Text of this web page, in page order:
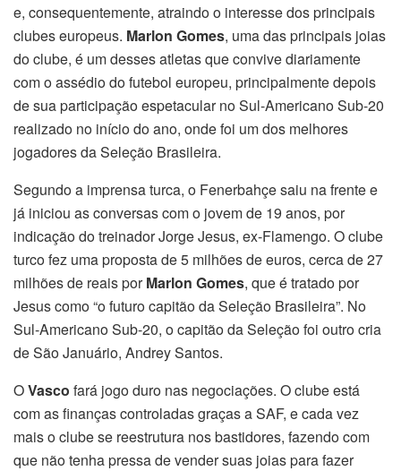
e, consequentemente, atraindo o interesse dos principais
clubes europeus. Marlon Gomes, uma das principais joias
do clube, é um desses atletas que convive diariamente
com o assédio do futebol europeu, principalmente depois
de sua participação espetacular no Sul-Americano Sub-20
realizado no início do ano, onde foi um dos melhores
jogadores da Seleção Brasileira.
Segundo a imprensa turca, o Fenerbahçe saiu na frente e
já iniciou as conversas com o jovem de 19 anos, por
indicação do treinador Jorge Jesus, ex-Flamengo. O clube
turco fez uma proposta de 5 milhões de euros, cerca de 27
milhões de reais porMarlon Gomes, que é tratado por
Jesus como “o futuro capitão da Seleção Brasileira”. No
Sul-Americano Sub-20, o capitão da Seleção foi outro cria
de São Januário, Andrey Santos.
OVasco fará jogo duro nas negociações. O clube está
com as finanças controladas graças a SAF, e cada vez
mais o clube se reestrutura nos bastidores, fazendo com
que não tenha pressa de vender suas joias para fazer